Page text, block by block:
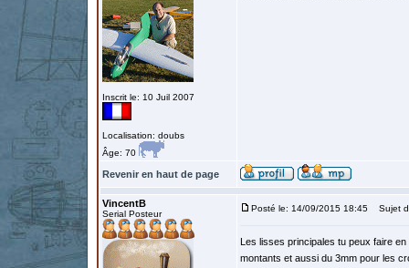
Inscrit le: 10 Juil 2007
Localisation: doubs
Âge: 70
Revenir en haut de page
VincentB
Serial Posteur
Posté le: 14/09/2015 18:45 Sujet
Les lisses principales tu peux faire
montants et aussi du 3mm pour les